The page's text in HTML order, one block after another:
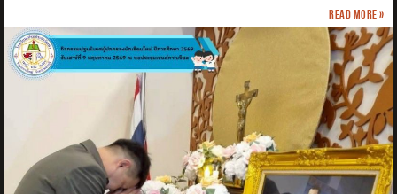
Read more »